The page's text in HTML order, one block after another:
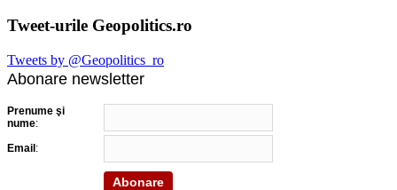
Tweet-urile Geopolitics.ro
Tweets by @Geopolitics_ro
Abonare newsletter
Prenume şi
nume:
Email: